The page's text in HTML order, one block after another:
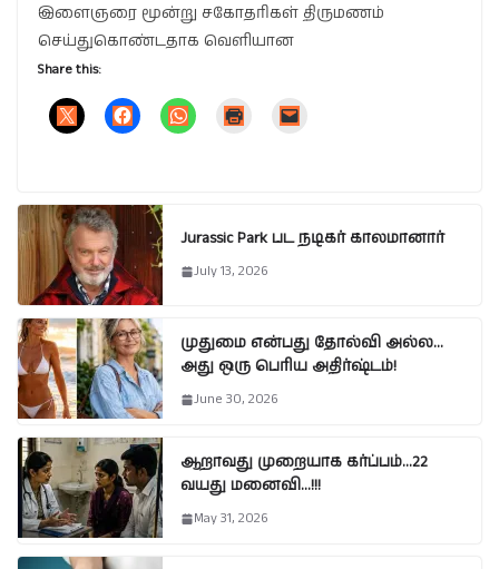
இளைஞரை மூன்று சகோதரிகள் திருமணம்
செய்துகொண்டதாக வெளியான
Share this:
Jurassic Park பட நடிகர் காலமானார்
July 13, 2026
முதுமை என்பது தோல்வி அல்ல…
அது ஒரு பெரிய அதிர்ஷ்டம்!
June 30, 2026
ஆறாவது முறையாக கர்ப்பம்…22
வயது மனைவி…!!!
May 31, 2026